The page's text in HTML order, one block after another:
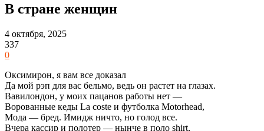
В стране женщин
4 октября, 2025
337
0
Оксимирон, я вам все доказал
Да мой рэп для вас бельмо, ведь он растет на глазах.
Вавилондон, у моих пацанов работы нет —
Ворованные кеды La coste и футболка Motorhead,
Мода — бред. Имидж ничто, но голод все.
Вчера кассир и полотер — нынче в поло shirt,